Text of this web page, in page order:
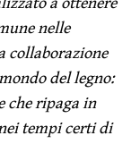
nelle
collaborazione
del legno:
che ripaga in
tempi certi di